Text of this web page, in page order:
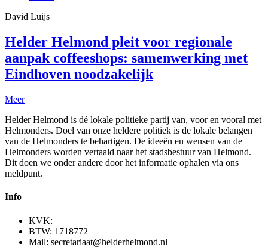
David Luijs
Helder Helmond pleit voor regionale
aanpak coffeeshops: samenwerking met
Eindhoven noodzakelijk
Meer
Helder Helmond is dé lokale politieke partij van, voor en vooral met
Helmonders. Doel van onze heldere politiek is de lokale belangen
van de Helmonders te behartigen. De ideeën en wensen van de
Helmonders worden vertaald naar het stadsbestuur van Helmond.
Dit doen we onder andere door het informatie ophalen via ons
meldpunt.
Info
KVK:
BTW: 1718772
Mail: secretariaat@helderhelmond.nl